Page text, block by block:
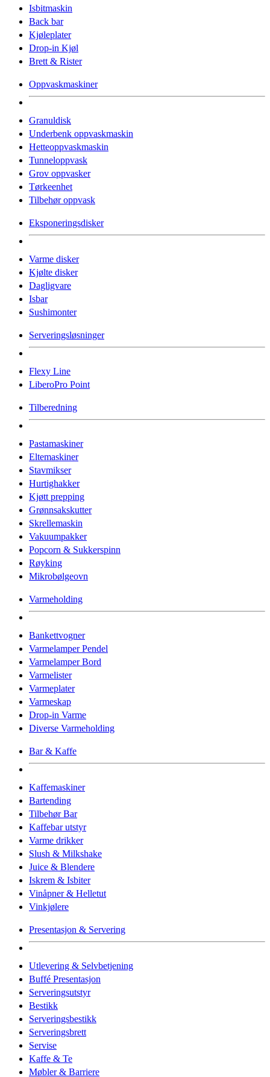
Isbitmaskin
Back bar
Kjøleplater
Drop-in Kjøl
Brett & Rister
Oppvaskmaskiner
Granuldisk
Underbenk oppvaskmaskin
Hetteoppvaskmaskin
Tunneloppvask
Grov oppvasker
Tørkeenhet
Tilbehør oppvask
Eksponeringsdisker
Varme disker
Kjølte disker
Dagligvare
Isbar
Sushimonter
Serveringsløsninger
Flexy Line
LiberoPro Point
Tilberedning
Pastamaskiner
Eltemaskiner
Stavmikser
Hurtighakker
Kjøtt prepping
Grønnsakskutter
Skrellemaskin
Vakuumpakker
Popcorn & Sukkerspinn
Røyking
Mikrobølgeovn
Varmeholding
Bankettvogner
Varmelamper Pendel
Varmelamper Bord
Varmelister
Varmeplater
Varmeskap
Drop-in Varme
Diverse Varmeholding
Bar & Kaffe
Kaffemaskiner
Bartending
Tilbehør Bar
Kaffebar utstyr
Varme drikker
Slush & Milkshake
Juice & Blendere
Iskrem & Isbiter
Vinåpner & Helletut
Vinkjølere
Presentasjon & Servering
Utlevering & Selvbetjening
Buffé Presentasjon
Serveringsutstyr
Bestikk
Serveringsbestikk
Serveringsbrett
Servise
Kaffe & Te
Møbler & Barriere